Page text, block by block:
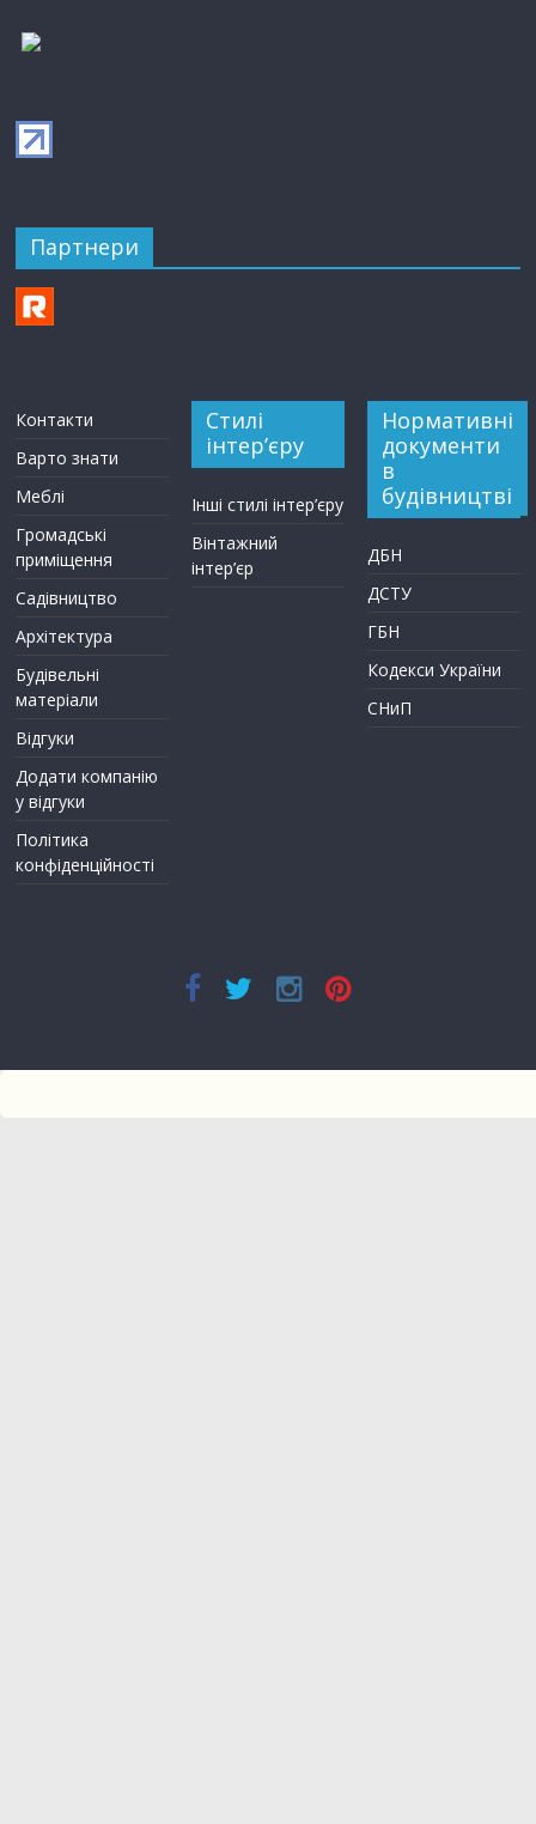
Партнери
Контакти
Варто знати
Меблі
Громадські
приміщення
Садівництво
Архітектура
Будівельні
матеріали
Відгуки
Додати компанію
у відгуки
Політика
конфіденційності
Стилі
інтер’єру
Інші стилі інтер’єру
Вінтажний
інтер’єр
Нормативні
документи
в
будівництві
ДБН
ДСТУ
ГБН
Кодекси України
СНиП